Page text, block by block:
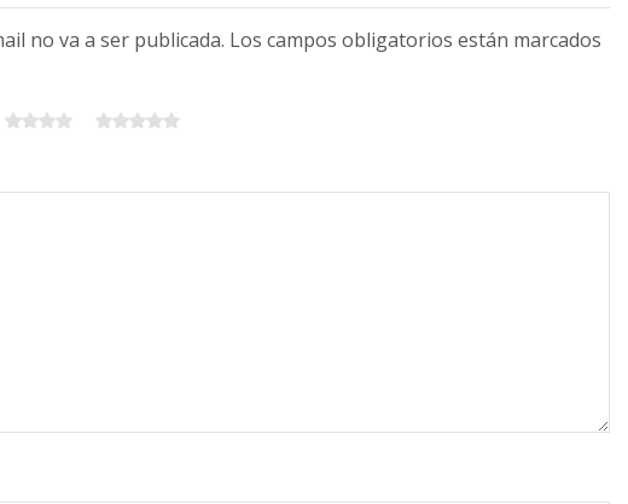
no va a ser publicada. Los campos obligatorios están marcados